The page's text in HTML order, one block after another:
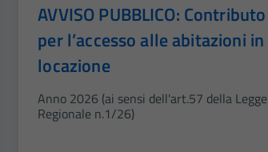
AVVISO PUBBLICO: Contributo
per l’accesso alle abitazioni in
locazione
Anno 2026 (ai sensi dell'art.57 della Legge
Regionale n.1/26)